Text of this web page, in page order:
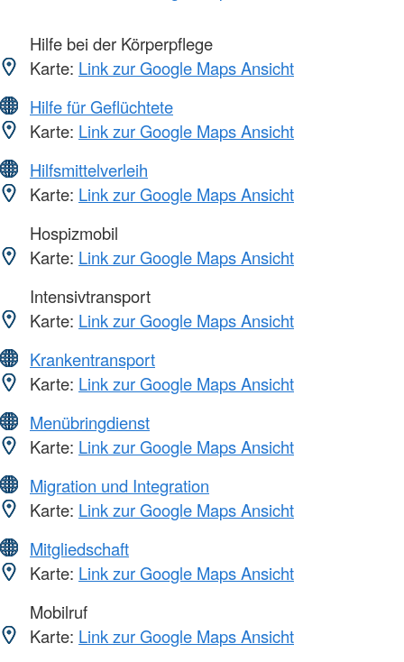
Hilfe bei der Körperpflege
Karte: Link zur Google Maps Ansicht
Hilfe für Geflüchtete
Karte: Link zur Google Maps Ansicht
Hilfsmittelverleih
Karte: Link zur Google Maps Ansicht
Hospizmobil
Karte: Link zur Google Maps Ansicht
Intensivtransport
Karte: Link zur Google Maps Ansicht
Krankentransport
Karte: Link zur Google Maps Ansicht
Menübringdienst
Karte: Link zur Google Maps Ansicht
Migration und Integration
Karte: Link zur Google Maps Ansicht
Mitgliedschaft
Karte: Link zur Google Maps Ansicht
Mobilruf
Karte: Link zur Google Maps Ansicht